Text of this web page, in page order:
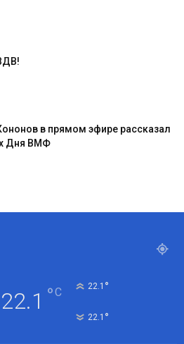
в прямом эфире рассказал
Дня ВМФ
22.1 °C 22.1 °
22.1 °